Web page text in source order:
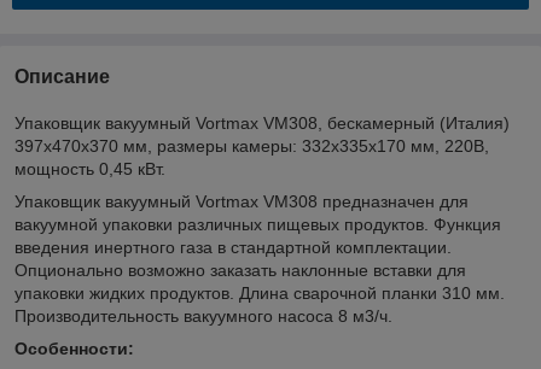
Описание
Упаковщик вакуумный Vortmax VM308, бескамерный (Италия)
397x470x370 мм, размеры камеры: 332х335х170 мм, 220В,
мощность 0,45 кВт.
Упаковщик вакуумный Vortmax VM308 предназначен для
вакуумной упаковки различных пищевых продуктов. Функция
введения инертного газа в стандартной комплектации.
Опционально возможно заказать наклонные вставки для
упаковки жидких продуктов. Длина сварочной планки 310 мм.
Производительность вакуумного насоса 8 м3/ч.
Особенности: